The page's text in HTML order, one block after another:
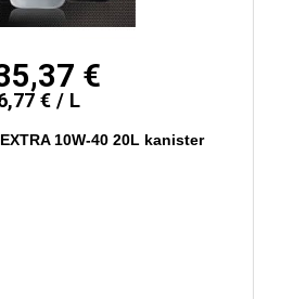
€
€ / L
10W-40 20L kanister